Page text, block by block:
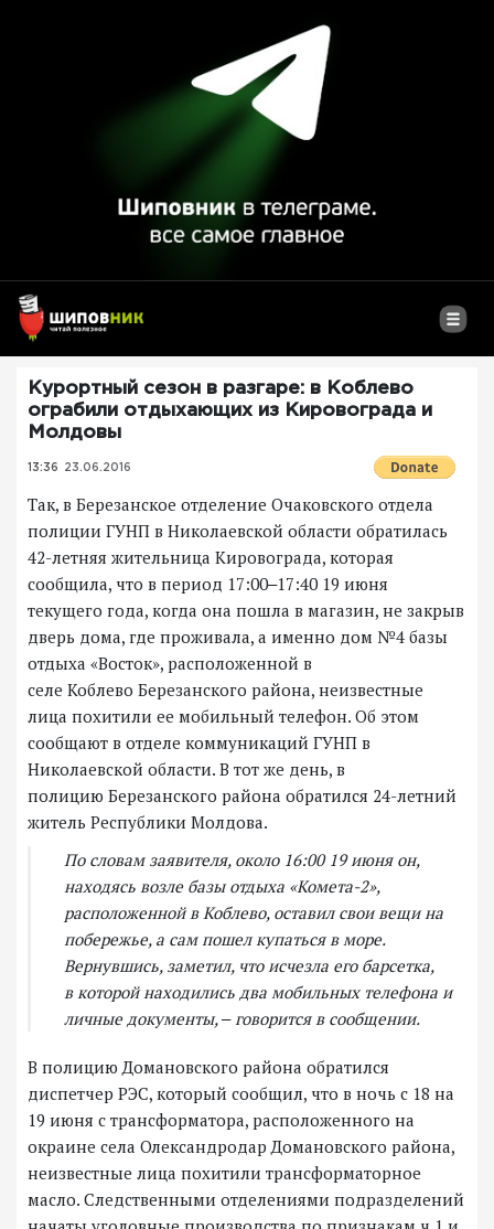
Курортный сезон в разгаре: в Коблево
ограбили отдыхающих из Кировограда и
Молдовы
13:36 23.06.2016
Так, в Березанское отделение Очаковского отдела
полиции ГУНП в Николаевской области обратилась
42-летняя жительница Кировограда, которая
сообщила, что в период 17:00‒17:40 19 июня
текущего года, когда она пошла в магазин, не закрыв
дверь дома, где проживала, а именно дом №4 базы
отдыха «Восток», расположенной в
селе Коблево Березанского района, неизвестные
лица похитили ее мобильный телефон. Об этом
сообщают в отделе коммуникаций ГУНП в
Николаевской области. В тот же день, в
полицию Березанского района обратился 24-летний
житель Республики Молдова.
По словам заявителя, около 16:00 19 июня он,
находясь возле базы отдыха «Комета-2»,
расположенной в Коблево, оставил свои вещи на
побережье, а сам пошел купаться в море.
Вернувшись, заметил, что исчезла его барсетка,
в которой находились два мобильных телефона и
личные документы, ‒ говорится в сообщении.
В полицию Домановского района обратился
диспетчер РЭС, который сообщил, что в ночь с 18 на
19 июня с трансформатора, расположенного на
окраине села Олександродар Домановского района,
неизвестные лица похитили трансформаторное
масло. Следственными отделениями подразделений